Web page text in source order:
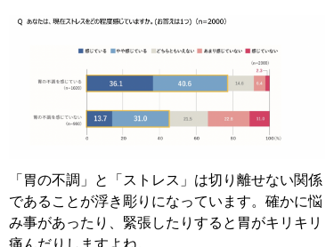
「胃の不調」と「ストレス」は切り離せない関係
であることが浮き彫りになっています。確かに悩
み事があったり、緊張したりすると胃がキリキリ